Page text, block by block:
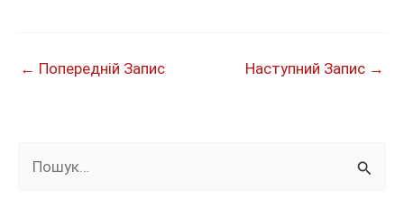
← Попередній Запис Наступний Запис →